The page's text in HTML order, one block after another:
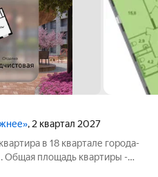
, 2 квартал 2027
в 18 квартале города-
Общая площадь квартиры -
- 2 квартал 2027 года. Тип